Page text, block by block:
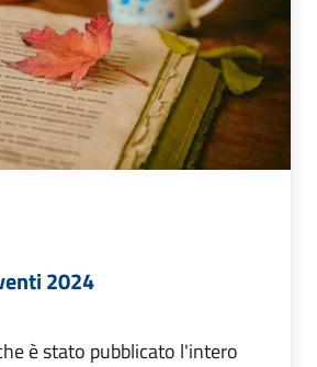
2024
è stato pubblicato l'intero